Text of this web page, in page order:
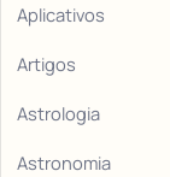
Aplicativos
Artigos
Astrologia
Astronomia